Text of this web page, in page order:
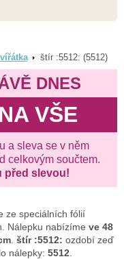
štír :5512: (5512)
DNES
VŠE
a sleva se v něm
celkovým součtem.
před slevou!
ze speciálních fólií
Nálepku nabízíme ve 48
štír :5512: ozdobí zeď
nálepky: 5512